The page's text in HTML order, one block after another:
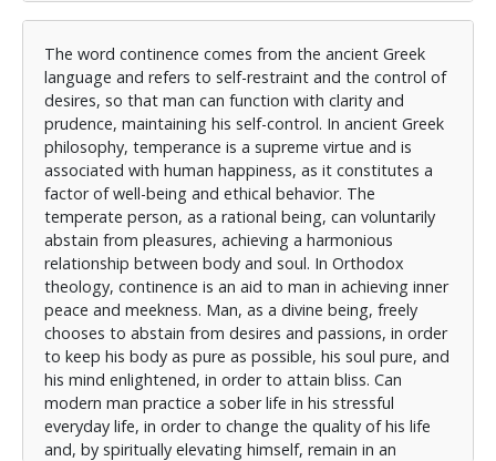
καθημερινότητά του, για να αλλάξει την ποιότητα
ζωής του και ανυψούμενος πνευματικά να παραμένει
σε αδιάκοπη σχέση με τον Δημιουργό του;
The word continence comes from the ancient Greek
language and refers to self-restraint and the control of
desires, so that man can function with clarity and
prudence, maintaining his self-control. In ancient Greek
philosophy, temperance is a supreme virtue and is
associated with human happiness, as it constitutes a
factor of well-being and ethical behavior. The
temperate person, as a rational being, can voluntarily
abstain from pleasures, achieving a harmonious
relationship between body and soul. In Orthodox
theology, continence is an aid to man in achieving inner
peace and meekness. Man, as a divine being, freely
chooses to abstain from desires and passions, in order
to keep his body as pure as possible, his soul pure, and
his mind enlightened, in order to attain bliss. Can
modern man practice a sober life in his stressful
everyday life, in order to change the quality of his life
and, by spiritually elevating himself, remain in an